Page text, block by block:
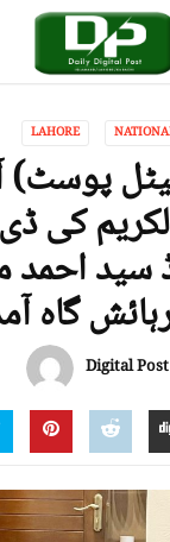
LAHORE
کی
سید
گاہ
Digital Post